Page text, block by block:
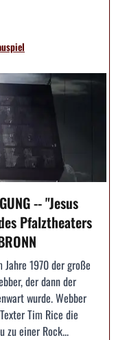
-- "Jesus
Pfalztheaters
1970 der große
der dann der
wurde. Webber
Tim Rice die
zu einer Rock...